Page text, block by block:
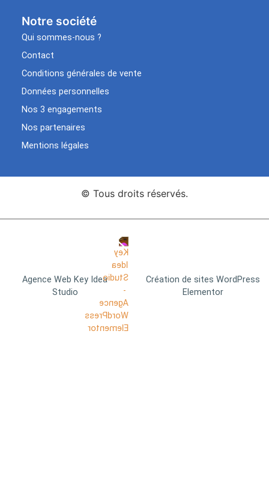
Notre société
Qui sommes-nous ?
Contact
Conditions générales de vente
Données personnelles
Nos 3 engagements
Nos partenaires
Mentions légales
© Tous droits réservés.
Agence Web Key Idea
Studio
Création de sites WordPress
Elementor